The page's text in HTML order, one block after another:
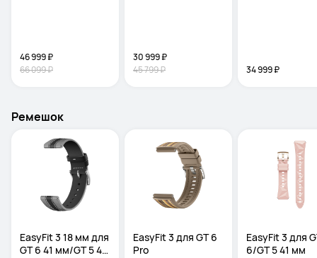
46 999 ₽
66 099 ₽
30 999 ₽
45 799 ₽
34 999 ₽
Ремешок
EasyFit 3 18 мм для
GT 6 41 мм/GT 5 42
EasyFit 3 для GT 6
Pro
EasyFit 3 для
6/GT 5 41 мм